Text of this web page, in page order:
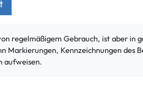
regelmäßigem Gebrauch, ist aber in
Markierungen, Kennzeichnungen des
aufweisen.